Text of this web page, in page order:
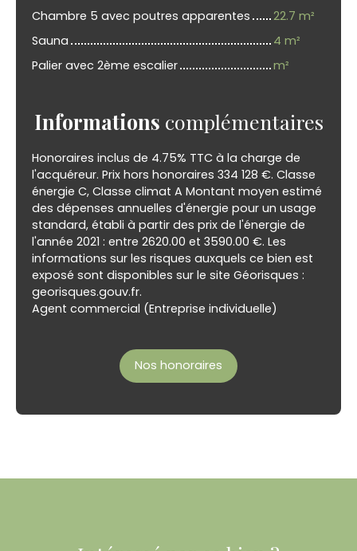
Chambre 5 avec poutres apparentes
22.7 m²
Sauna
4 m²
Palier avec 2ème escalier
m²
Informations complémentaires
Honoraires inclus de 4.75% TTC à la charge de
l'acquéreur. Prix hors honoraires 334 128 €. Classe
énergie C, Classe climat A Montant moyen estimé
des dépenses annuelles d'énergie pour un usage
standard, établi à partir des prix de l'énergie de
l'année 2021 : entre 2620.00 et 3590.00 €. Les
informations sur les risques auxquels ce bien est
exposé sont disponibles sur le site Géorisques :
georisques.gouv.fr.
Agent commercial (Entreprise individuelle)
Nos honoraires